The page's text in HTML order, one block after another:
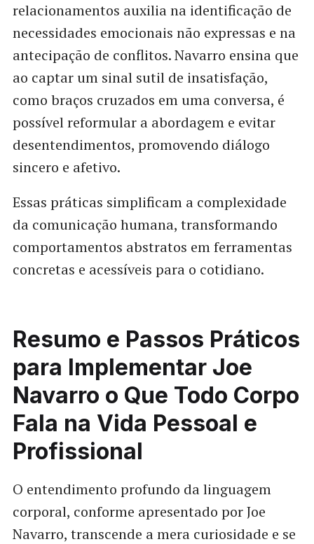
relacionamentos auxilia na identificação de
necessidades emocionais não expressas e na
antecipação de conflitos. Navarro ensina que
ao captar um sinal sutil de insatisfação,
como braços cruzados em uma conversa, é
possível reformular a abordagem e evitar
desentendimentos, promovendo diálogo
sincero e afetivo.
Essas práticas simplificam a complexidade
da comunicação humana, transformando
comportamentos abstratos em ferramentas
concretas e acessíveis para o cotidiano.
Resumo e Passos Práticos
para Implementar Joe
Navarro o Que Todo Corpo
Fala na Vida Pessoal e
Profissional
O entendimento profundo da linguagem
corporal, conforme apresentado por Joe
Navarro, transcende a mera curiosidade e se